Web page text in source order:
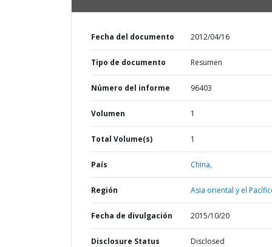
Fecha del documento 2012/04/16
Tipo de documento Resumen
Número del informe 96403
Volumen 1
Total Volume(s) 1
País China,
Región Asia oriental y el
Fecha de divulgación 2015/10/20
Disclosure Status Disclosed